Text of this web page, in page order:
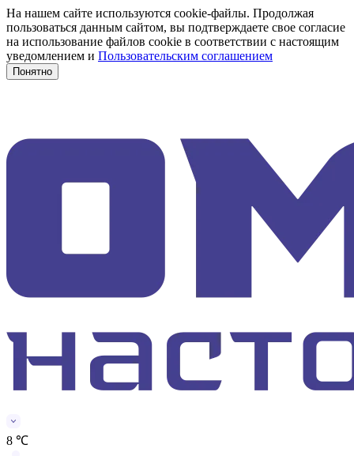
На нашем сайте используются cookie-файлы. Продолжая
пользоваться данным сайтом, вы подтверждаете свое согласие
на использование файлов cookie в соответствии с настоящим
уведомлением и Пользовательским соглашением
Понятно
8 ℃